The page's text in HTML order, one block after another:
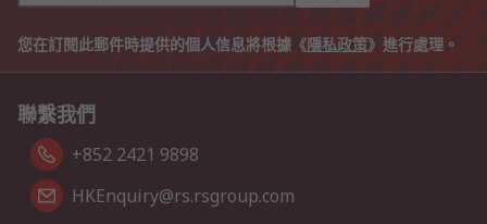
您在訂閱此郵件時提供的個人信息將根據《隱私政策》進行處理。
聯繫我們
+852 2421 9898
HKEnquiry@rs.rsgroup.com